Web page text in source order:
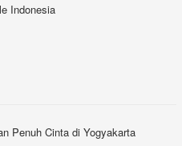
Indonesia
Penuh Cinta di Yogyakarta